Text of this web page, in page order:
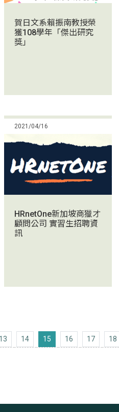
賀日文系賴振南教授榮
獲108學年「傑出研究
獎」
2021/04/16
HRnetOne新加坡商獵才
顧問公司 實習生招聘資
訊
13 14 15 16 17 18